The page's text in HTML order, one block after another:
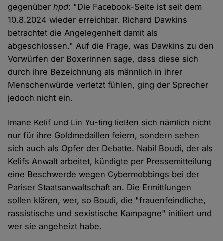
gegenüberhpd: "Die Facebook-Seite ist seit dem
10.8.2024 wieder erreichbar. Richard Dawkins
betrachtet die Angelegenheit damit als
abgeschlossen." Auf die Frage, was Dawkins zu den
Vorwürfen der Boxerinnen sage, dass diese sich
durch ihre Bezeichnung als männlich in ihrer
Menschenwürde verletzt fühlen, ging der Sprecher
jedoch nicht ein.
Imane Kelif und Lin Yu-ting ließen sich nämlich nicht
nur für ihre Goldmedaillen feiern, sondern sehen
sich auch als Opfer der Debatte. Nabil Boudi, der als
Kelifs Anwalt arbeitet, kündigte per Pressemitteilung
eine Beschwerde wegen Cybermobbings bei der
Pariser Staatsanwaltschaft an. Die Ermittlungen
sollen klären, wer, so Boudi, die "frauenfeindliche,
rassistische und sexistische Kampagne" initiiert und
wer sie angeheizt habe.